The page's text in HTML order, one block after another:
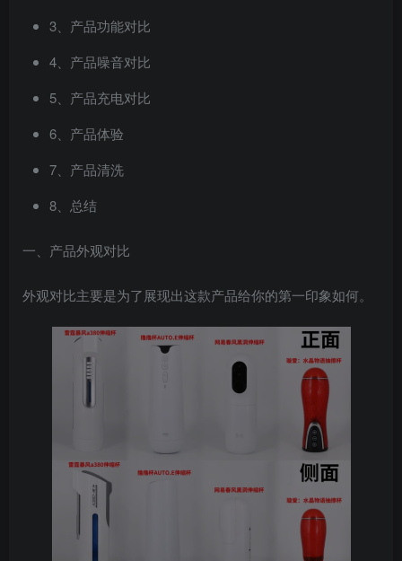
3、产品功能对比
4、产品噪音对比
5、产品充电对比
6、产品体验
7、产品清洗
8、总结
一、产品外观对比
外观对比主要是为了展现出这款产品给你的第一印象如何。